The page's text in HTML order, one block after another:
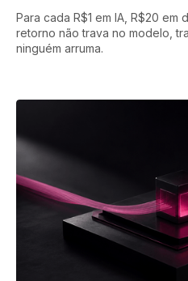
Para cada R$1 em IA, R$20 em
retorno não trava no modelo,
ninguém arruma.